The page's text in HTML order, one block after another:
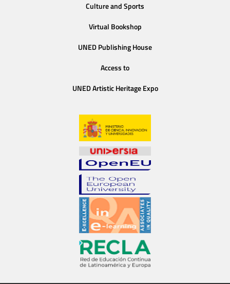
Culture and Sports
Virtual Bookshop
UNED Publishing House
Access to
UNED Artistic Heritage Expo